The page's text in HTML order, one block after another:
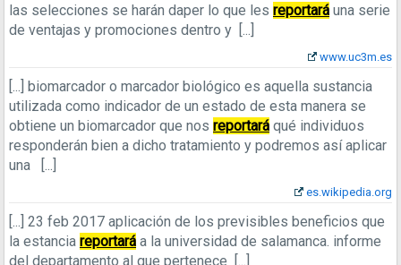
las selecciones se harán daper lo que les reportará una serie
de ventajas y promociones dentro y [...]
www.uc3m.es
[...] biomarcador o marcador biológico es aquella sustancia
utilizada como indicador de un estado de esta manera se
obtiene un biomarcador que nos reportará qué individuos
responderán bien a dicho tratamiento y podremos así aplicar
una
[...]
es.wikipedia.org
[...] 23 feb 2017 aplicación de los previsibles beneficios que
la estancia reportará a la universidad de salamanca. informe
del departamento al que pertenece [...]